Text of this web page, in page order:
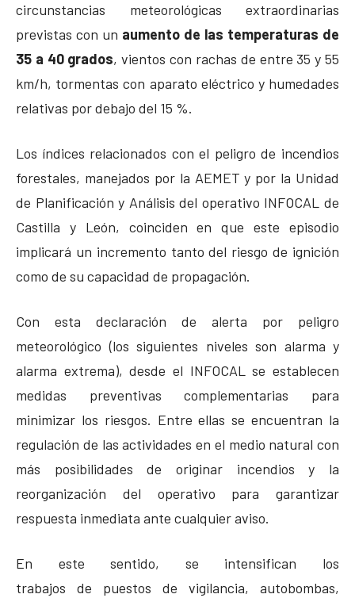
circunstancias meteorológicas extraordinarias
previstas con un aumento de las temperaturas de
35 a 40 grados, vientos con rachas de entre 35 y 55
km/h, tormentas con aparato eléctrico y humedades
relativas por debajo del 15 %.
Los índices relacionados con el peligro de incendios
forestales, manejados por la AEMET y por la Unidad
de Planificación y Análisis del operativo INFOCAL de
Castilla y León, coinciden en que este episodio
implicará un incremento tanto del riesgo de ignición
como de su capacidad de propagación.
Con esta declaración de alerta por peligro
meteorológico (los siguientes niveles son alarma y
alarma extrema), desde el INFOCAL se establecen
medidas preventivas complementarias para
minimizar los riesgos. Entre ellas se encuentran la
regulación de las actividades en el medio natural con
más posibilidades de originar incendios y la
reorganización del operativo para garantizar
respuesta inmediata ante cualquier aviso.
En este sentido, se intensifican los
trabajos de puestos de vigilancia, autobombas,